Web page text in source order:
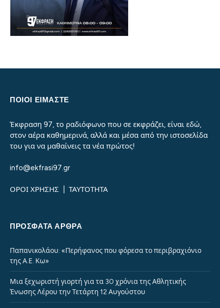
ΠΟΙΟΙ ΕΙΜΑΣΤΕ
Έκφραση 97, το ραδιόφωνο που σε εκφράζει, είναι εδώ,
στον αέρα καθημερινά, αλλά και μέσα από την ιστοσελίδα
του για να μαθαίνεις τα νέα πρώτος!
info@ekfrasi97.gr
ΟΡΟΙ ΧΡΗΣΗΣ ΤΑΥΤΟΤΗΤΑ
ΠΡΌΣΦΑΤΑ ΆΡΘΡΑ
Παπανικολάου: «Περήφανος που φόρεσα το περιβραχιόνιο
της Α.Ε. Κω»
Μια ξεχωριστή γιορτή για τα 30 χρόνια της Αθλητικής
Ένωσης Λέρου την Τετάρτη 12 Αυγούστου